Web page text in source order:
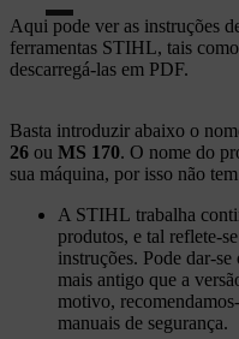
Aqui pode ver as instruções
ferramentas STIHL, tais
descarregá-las em PDF.
Basta introduzir abaixo o
26 ou MS 170. O nome do
sua máquina, por isso não
A STIHL trabalha
produtos, e tal reflete-
instruções. Pode dar-
mais antigo que a
motivo,
manuais de segurança.